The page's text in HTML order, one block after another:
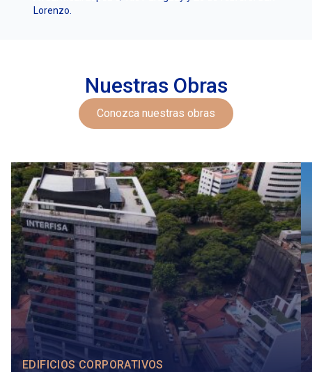
Lorenzo.
Nuestras Obras
Conozca nuestras obras
EDIFICIOS CORPORATIVOS